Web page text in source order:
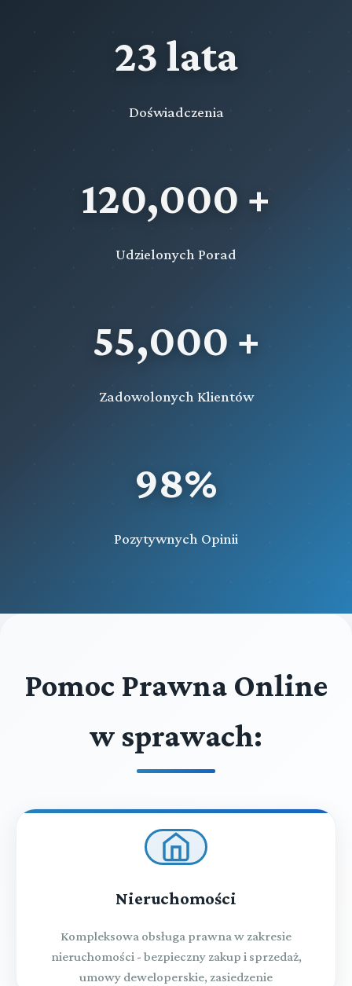
23 lata
Doświadczenia
120,000 +
Udzielonych Porad
55,000 +
Zadowolonych Klientów
98%
Pozytywnych Opinii
Pomoc Prawna Online
w sprawach:
Nieruchomości
Kompleksowa obsługa prawna w zakresie
nieruchomości - bezpieczny zakup i sprzedaż,
umowy deweloperskie, zasiedzenie